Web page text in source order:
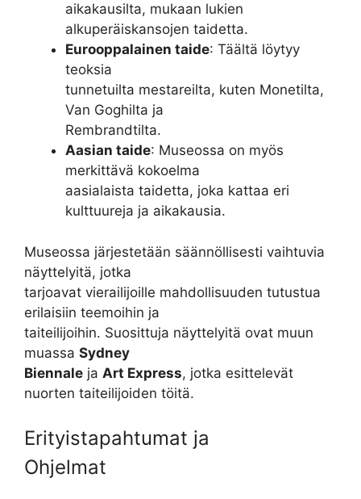
aikakausilta, mukaan lukien
alkuperäiskansojen taidetta.
Eurooppalainen taide: Täältä löytyy
teoksia
tunnetuilta mestareilta, kuten Monetilta,
Van Goghilta ja
Rembrandtilta.
Aasian taide: Museossa on myös
merkittävä kokoelma
aasialaista taidetta, joka kattaa eri
kulttuureja ja aikakausia.
Museossa järjestetään säännöllisesti vaihtuvia
näyttelyitä, jotka
tarjoavat vierailijoille mahdollisuuden tutustua
erilaisiin teemoihin ja
taiteilijoihin. Suosittuja näyttelyitä ovat muun
muassa Sydney
Biennale ja Art Express, jotka esittelevät
nuorten taiteilijoiden töitä.
Erityistapahtumat ja
Ohjelmat